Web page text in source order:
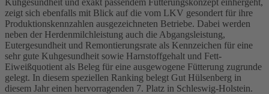
Kuhgesundheit und exakt passendem Fütterungskonzept einhergeht,
zeigt sich ebenfalls mit Blick auf die vom LKV gesondert für ihre
Produktionskennzahlen ausgezeichneten Betriebe. Dabei werden
neben der Herdenmilchleistung auch die Abgangsleistung,
Eutergesundheit und Remontierungsrate als Kennzeichen für eine
sehr gute Kuhgesundheit sowie Harnstoffgehalt und Fett-
Eiweißquotient als Beleg für eine ausgewogene Fütterung zugrunde
gelegt. In diesem speziellen Ranking belegt Gut Hülsenberg in
diesem Jahr einen hervorragenden 7. Platz in Schleswig-Holstein.